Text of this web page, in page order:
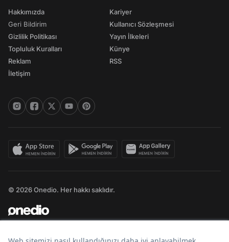
Hakkımızda
Geri Bildirim
Gizlilik Politikası
Topluluk Kuralları
Reklam
İletişim
Kariyer
Kullanıcı Sözleşmesi
Yayın İlkeleri
Künye
RSS
© 2026 Onedio. Her hakkı saklıdır.